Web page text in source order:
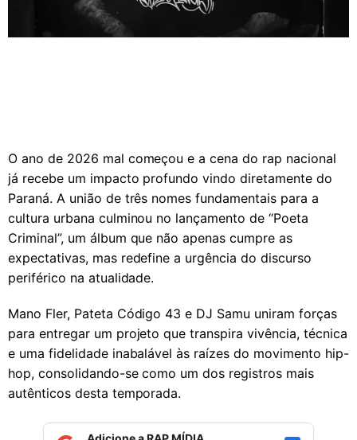
O ano de 2026 mal começou e a cena do rap nacional
já recebe um impacto profundo vindo diretamente do
Paraná. A união de três nomes fundamentais para a
cultura urbana culminou no lançamento de “Poeta
Criminal”, um álbum que não apenas cumpre as
expectativas, mas redefine a urgência do discurso
periférico na atualidade.
Mano Fler, Pateta Código 43 e DJ Samu uniram forças
para entregar um projeto que transpira vivência, técnica
e uma fidelidade inabalável às raízes do movimento hip-
hop, consolidando-se como um dos registros mais
autênticos desta temporada.